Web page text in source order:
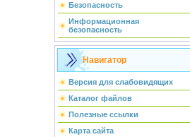
Безопасность
Информационная
безопасность
Навигатор
Версия для слабовидящих
Каталог файлов
Полезные ссылки
Карта сайта